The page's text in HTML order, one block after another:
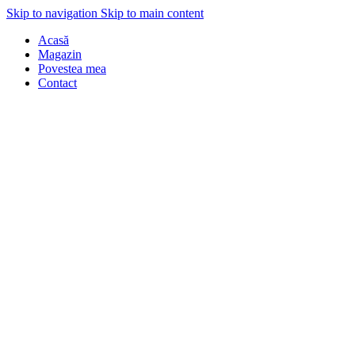
Skip to navigation Skip to main content
Acasă
Magazin
Povestea mea
Contact